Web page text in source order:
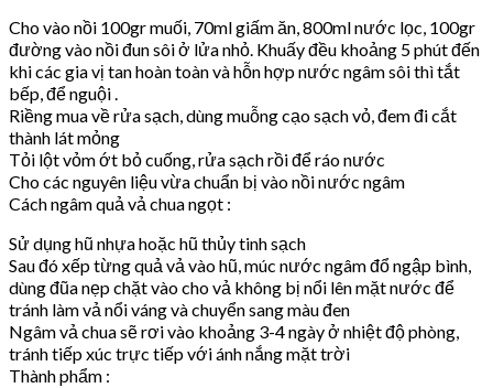
Cho vào nồi 100gr muối, 70ml giấm ăn, 800ml nước lọc, 100gr
đường vào nồi đun sôi ở lửa nhỏ. Khuấy đều khoảng 5 phút đến
khi các gia vị tan hoàn toàn và hỗn hợp nước ngâm sôi thì tắt
bếp, để nguội .
Riềng mua về rửa sạch, dùng muỗng cạo sạch vỏ, đem đi cắt
thành lát mỏng
Tỏi lột vỏm ớt bỏ cuống, rửa sạch rồi để ráo nước
Cho các nguyên liệu vừa chuẩn bị vào nồi nước ngâm
Cách ngâm quả vả chua ngọt :
Sử dụng hũ nhựa hoặc hũ thủy tinh sạch
Sau đó xếp từng quả vả vào hũ, múc nước ngâm đổ ngập bình,
dùng đũa nẹp chặt vào cho vả không bị nổi lên mặt nước để
tránh làm vả nổi váng và chuyển sang màu đen
Ngâm vả chua sẽ rơi vào khoảng 3-4 ngày ở nhiệt độ phòng,
tránh tiếp xúc trực tiếp với ánh nắng mặt trời
Thành phẩm :